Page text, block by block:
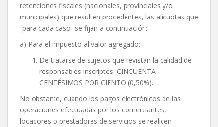
retenciones fiscales (nacionales, provinciales y/o
municipales) que resulten procedentes, las alícuotas que
-para cada caso- se fijan a continuación:
a) Para el impuesto al valor agregado:
De tratarse de sujetos que revistan la calidad de
responsables inscriptos: CINCUENTA
CENTÉSIMOS POR CIENTO (0,50%).
No obstante, cuando los pagos electrónicos de las
operaciones efectuadas por los comerciantes,
locadores o prestadores de servicios se realicen